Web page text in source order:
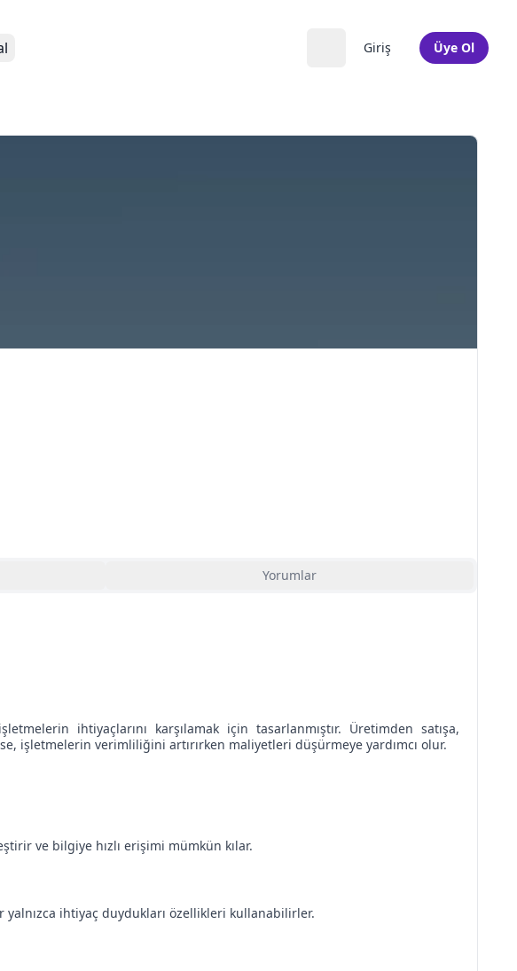
Giriş Üye Ol
Yorumlar
ihtiyaçlarını karşılamak için tasarlanmıştır. Üretimden satışa,
işletmelerin verimliliğini artırırken maliyetleri düşürmeye yardımcı olur.
ve bilgiye hızlı erişimi mümkün kılar.
yalnızca ihtiyaç duydukları özellikleri kullanabilirler.